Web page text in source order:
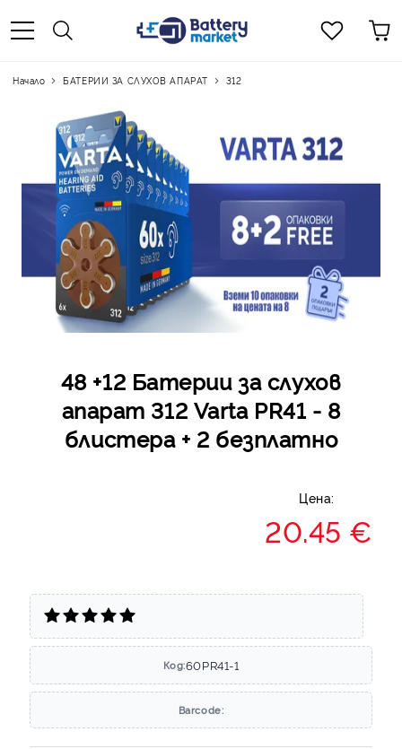
Начало БАТЕРИИ ЗА СЛУХОВ АПАРАТ 312
48 +12 Батерии за слухов
апарат 312 Varta PR41 - 8
блистера + 2 безплатно
Цена:
20.45 €
Код:60PR41-1
Barcode: